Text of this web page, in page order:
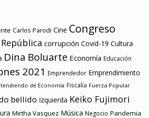
Carlos Parodi Cine Congreso
corrupción Covid-19 Cultura
Dina Boluarte Economía Educación
2021 Emprendedor Emprendimiento
de Economía Fiscalía Fuerza Popular
bellido Izquierda Keiko Fujimori
Mirtha Vasquez Música Negocio Pandemia